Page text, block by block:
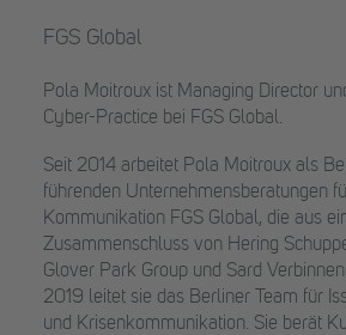
FGS Global
Pola Moitroux ist Managing Director
Cyber-Practice bei FGS Global.
Seit 2014 arbeitet Pola Moitroux als
führenden Unternehmensberatungen
Kommunikation FGS Global, die aus
Zusammenschluss von Hering
Glover Park Group und Sard
2019 leitet sie das Berliner Team für
und Krisenkommunikation. Sie berät